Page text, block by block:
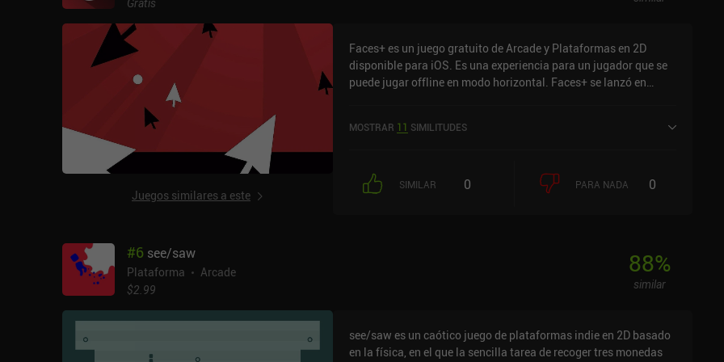
Gratis
Juegos similares a este
Faces+ es un juego gratuito de Arcade y Plataformas en 2D
disponible para iOS. Es una experiencia para un jugador que se
puede jugar offline en modo horizontal. Faces+ se lanzó en
MOSTRAR 11 SIMILITUDES
SIMILAR 0 PARA NADA 0
#6 see/saw
Plataforma
Arcade
$2.99
88%
similar
see/saw es un caótico juego de plataformas indie en 2D basado
en la física, en el que la sencilla tarea de recoger tres monedas